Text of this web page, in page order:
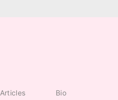
Articles
Bio